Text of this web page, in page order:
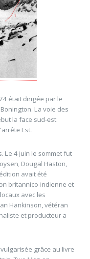
était dirigée par le
La voie des
la face sud-est
Est.
Le 4 juin le sommet fut
Dougal Haston,
avait été
britannico-indienne et
avec les
Hankinson, vétéran
et producteur a
grâce au livre